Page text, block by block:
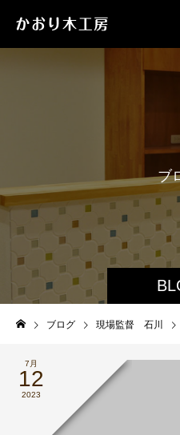
ブ
ブログ 現場監督 石川
7月
12
2023